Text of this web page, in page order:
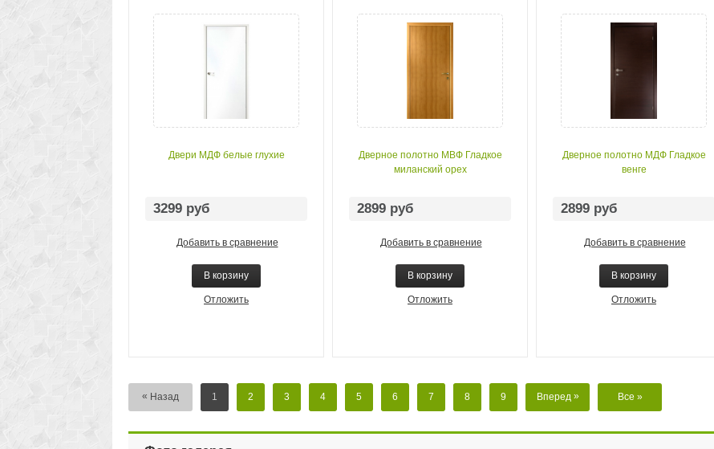
Двери МДФ белые глухие
3299 руб
Добавить в сравнение
В корзину
Отложить
Дверное полотно МВФ Гладкое
миланский орех
2899 руб
Добавить в сравнение
В корзину
Отложить
Дверное полотно МДФ Гладкое
венге
2899 руб
Добавить в сравнение
В корзину
Отложить
« Назад 1 2 3 4 5 6 7 8 9 Вперед » Все »